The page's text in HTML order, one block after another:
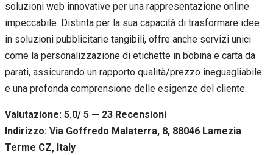
soluzioni web innovative per una rappresentazione online
impeccabile. Distinta per la sua capacità di trasformare idee
in soluzioni pubblicitarie tangibili, offre anche servizi unici
come la personalizzazione di etichette in bobina e carta da
parati, assicurando un rapporto qualità/prezzo ineguagliabile
e una profonda comprensione delle esigenze del cliente.
Valutazione: 5.0/ 5 — 23 Recensioni
Indirizzo: Via Goffredo Malaterra, 8, 88046 Lamezia
Terme CZ, Italy